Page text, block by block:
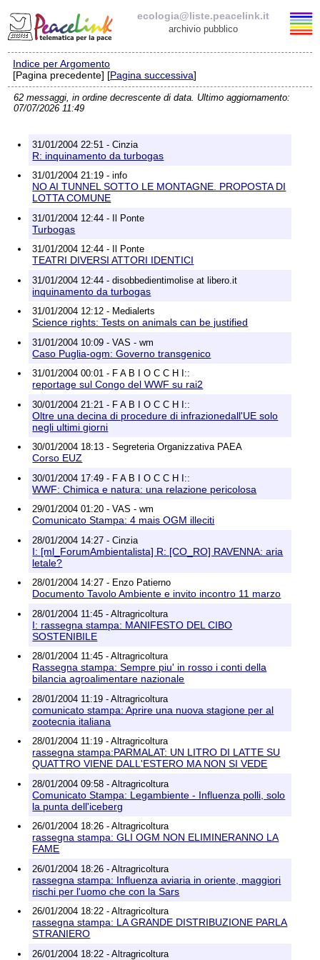
ecologia@liste.peacelink.it
archivio pubblico
Elenco delle liste
ecologia@liste.peacelink.it
Informativa sulla privacy
Richieste di rimozione
Indice per Argomento
[Pagina precedente] [Pagina successiva]
62 messaggi, in ordine decrescente di data. Ultimo aggiornamento:
07/07/2026 11:49
31/01/2004 22:51 - Cinzia
R: inquinamento da turbogas
31/01/2004 21:19 - info
NO AI TUNNEL SOTTO LE MONTAGNE. PROPOSTA DI
LOTTA COMUNE
31/01/2004 12:44 - Il Ponte
Turbogas
31/01/2004 12:44 - Il Ponte
TEATRI DIVERSI ATTORI IDENTICI
31/01/2004 12:44 - disobbedientimolise at libero.it
inquinamento da turbogas
31/01/2004 12:12 - Medialerts
Science rights: Tests on animals can be justified
31/01/2004 10:09 - VAS - wm
Caso Puglia-ogm: Governo transgenico
31/01/2004 00:01 - F A B I O C C H I::
reportage sul Congo del WWF su rai2
30/01/2004 21:21 - F A B I O C C H I::
Oltre una decina di procedure di infrazionedall'UE solo
negli ultimi giorni
30/01/2004 18:13 - Segreteria Organizzativa PAEA
Corso EUZ
30/01/2004 17:49 - F A B I O C C H I::
WWF: Chimica e natura: una relazione pericolosa
29/01/2004 01:20 - VAS - wm
Comunicato Stampa: 4 mais OGM illeciti
28/01/2004 14:27 - Cinzia
I: [ml_ForumAmbientalista] R: [CO_RO] RAVENNA: aria
letale?
28/01/2004 14:27 - Enzo Patierno
Documento Tavolo Ambiente e invito incontro 11 marzo
28/01/2004 11:45 - Altragricoltura
I: rassegna stampa: MANIFESTO DEL CIBO
SOSTENIBILE
28/01/2004 11:45 - Altragricoltura
Rassegna stampa: Sempre piu' in rosso i conti della
bilancia agroalimentare nazionale
28/01/2004 11:19 - Altragricoltura
comunicato stampa: Aprire una nuova stagione per al
zootecnia italiana
28/01/2004 11:19 - Altragricoltura
rassegna stampa:PARMALAT: UN LITRO DI LATTE SU
QUATTRO VIENE DALL'ESTERO MA NON SI VEDE
28/01/2004 09:58 - Altragricoltura
Comunicato Stampa: Legambiente - Influenza polli, solo
la punta dell'iceberg
26/01/2004 18:26 - Altragricoltura
rassegna stampa: GLI OGM NON ELIMINERANNO LA
FAME
26/01/2004 18:26 - Altragricoltura
rassegna stampa: Influenza aviaria in oriente, maggiori
rischi per l'uomo che con la Sars
26/01/2004 18:22 - Altragricoltura
rassegna stampa: LA GRANDE DISTRIBUZIONE PARLA
STRANIERO
26/01/2004 18:22 - Altragricoltura